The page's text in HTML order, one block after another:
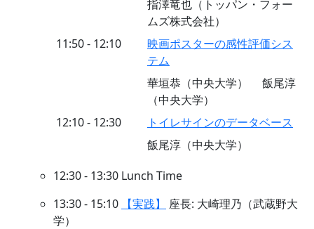
指澤竜也（トッパン・フォー
ムズ株式会社）
11:50 - 12:10
映画ポスターの感性評価シス
テム
華垣恭（中央大学） 飯尾淳
（中央大学）
12:10 - 12:30
トイレサインのデータベース
飯尾淳（中央大学）
12:30 - 13:30 Lunch Time
13:30 - 15:10
【実践】
座長: 大崎理乃（武蔵野大
学）